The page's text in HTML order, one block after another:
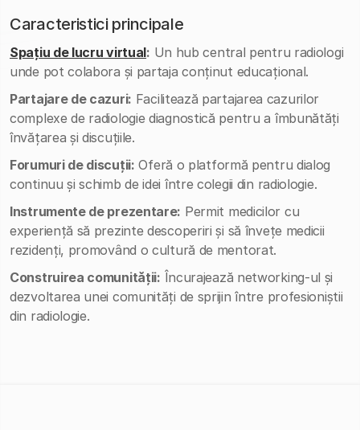
Caracteristici principale
Spațiu de lucru virtual: Un hub central pentru radiologi
unde pot colabora și partaja conținut educațional.
Partajare de cazuri: Facilitează partajarea cazurilor
complexe de radiologie diagnostică pentru a îmbunătăți
învățarea și discuțiile.
Forumuri de discuții: Oferă o platformă pentru dialog
continuu și schimb de idei între colegii din radiologie.
Instrumente de prezentare: Permit medicilor cu
experiență să prezinte descoperiri și să învețe medicii
rezidenți, promovând o cultură de mentorat.
Construirea comunității: Încurajează networking-ul și
dezvoltarea unei comunități de sprijin între profesioniștii
din radiologie.